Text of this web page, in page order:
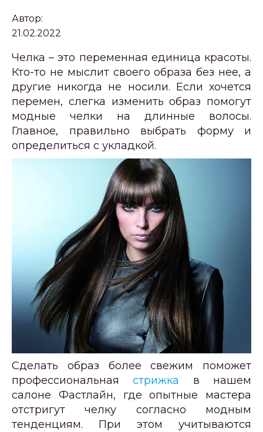
Автор:
21.02.2022
Челка – это переменная единица красоты.
Кто-то не мыслит своего образа без нее, а
другие никогда не носили. Если хочется
перемен, слегка изменить образ помогут
модные челки на длинные волосы.
Главное, правильно выбрать форму и
определиться с укладкой.
Сделать образ более свежим поможет
профессиональнаястрижка
в нашем
салоне Фастлайн, где опытные мастера
отстригут челку согласно модным
тенденциям. При этом учитываются